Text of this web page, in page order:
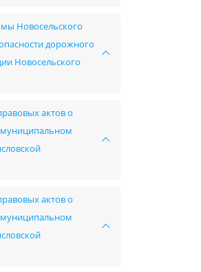
Новосельского
дорожного
Новосельского
актов о
муниципальном
актов о
муниципальном